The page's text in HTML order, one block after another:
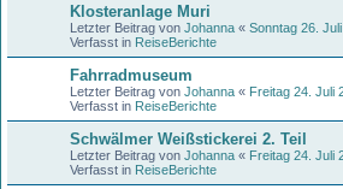
Klosteranlage Muri
Letzter Beitrag von Johanna « Sonntag 26.
Verfasst in ReiseBerichte
Fahrradmuseum
Letzter Beitrag von Johanna « Freitag 24. Juli
Verfasst in ReiseBerichte
Schwälmer Weißstickerei 2. Teil
Letzter Beitrag von Johanna « Freitag 24. Juli
Verfasst in ReiseBerichte